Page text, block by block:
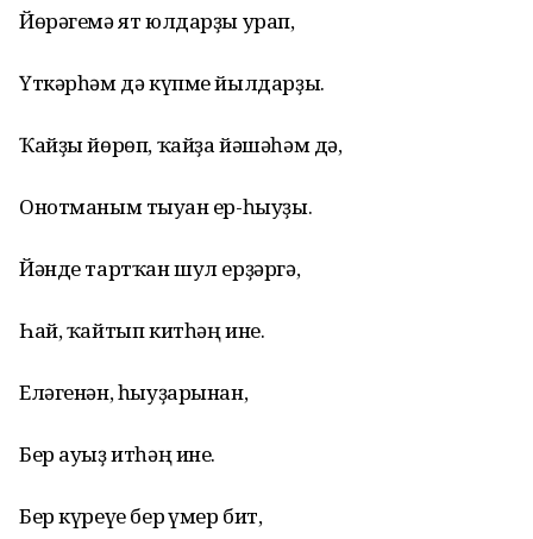
Йөрәгемә ят юлдарҙы урап,
Үткәрһәм дә күпме йылдарҙы.
Ҡайҙы йөрөп, ҡайҙа йәшәһәм дә,
Онотманым тыуған ер-һыуҙы.
Йәнде тартҡан шул ерҙәргә,
Һай, ҡайтып китһәң ине.
Еләгенән, һыуҙарынан,
Бер ауыҙ итһәң ине.
Бер күреүе бер ғүмер бит,